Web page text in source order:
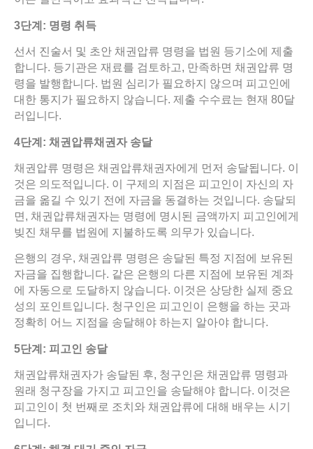
3단계 : 명령 취득
선서 진술서 및 초안 채권압류 명령을 법원 등기소에 제출
합니다. 등기관은 재료를 검토하고, 만족하면 채권압류 명
령을 발행합니다. 법원 심리가 필요하지 않으며 피고인에
대한 통지가 필요하지 않습니다. 제출 수수료는 현재 80달
러입니다.
4단계 : 채권압류채권자 송달
채권압류 명령은 채권압류채권자에게 먼저 송달됩니다. 이
것은 의도적입니다. 이 구제의 지점은 피고인이 자신의 자
금을 옮길 수 있기 전에 자금을 동결하는 것입니다. 송달되
면, 채권압류채권자는 명령에 명시된 금액까지 피고인에게
빚진 채무를 법원에 지불하도록 의무가 있습니다.
은행의 경우, 채권압류 명령은 송달된 특정 지점에 보유된
자금을 집행합니다. 같은 은행의 다른 지점에 보유된 계좌
에 자동으로 도달하지 않습니다. 이것은 상당한 실제 중요
성의 포인트입니다. 청구인은 피고인이 은행을 하는 곳과
정확히 어느 지점을 송달해야 하는지 알아야 합니다.
5단계 : 피고인 송달
채권압류채권자가 송달된 후, 청구인은 채권압류 명령과
원래 청구장을 가지고 피고인을 송달해야 합니다. 이것은
피고인이 첫 번째로 조치와 채권압류에 대해 배우는 시기
입니다.